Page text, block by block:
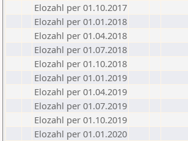
Elozahl per 01.10.2017
Elozahl per 01.01.2018
Elozahl per 01.04.2018
Elozahl per 01.07.2018
Elozahl per 01.10.2018
Elozahl per 01.01.2019
Elozahl per 01.04.2019
Elozahl per 01.07.2019
Elozahl per 01.10.2019
Elozahl per 01.01.2020